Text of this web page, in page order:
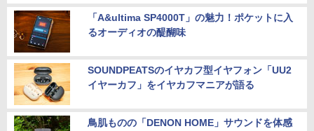
「A&ultima SP4000T」の魅力！ポケットに入
るオーディオの醍醐味
SOUNDPEATSのイヤカフ型イヤフォン「UU2
イヤーカフ」をイヤカフマニアが語る
鳥肌ものの「DENON HOME」サウンドを体感